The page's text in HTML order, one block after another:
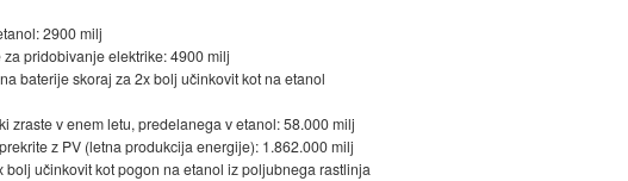
2900 milj
pridobivanje elektrike: 4900 milj
baterije skoraj za 2x bolj učinkovit kot na etanol
zraste v enem letu, predelanega v etanol: 58.000 milj
z PV (letna produkcija energije): 1.862.000 milj
bolj učinkovit kot pogon na etanol iz poljubnega rastlinja